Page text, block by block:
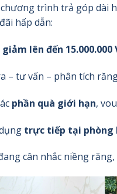
trình trả góp dài
hấp dẫn:
lên đến 15.000.000
– tư vấn – phân tích
phần quà giới hạn,
trực tiếp tại phòng
cân nhắc niềng răng,